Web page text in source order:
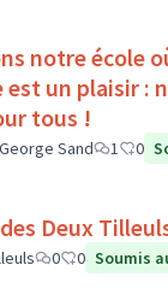
notre école
un plaisir :
tous !
Sand 1 0
Deux
0 0 Soumis